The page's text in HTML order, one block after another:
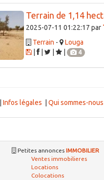
Terrain de 1,14
2025-07-11 01:22:17 par
Terrain -
Louga
|
4
Infos légales Qui sommes-nous
Petites annonces IMMOBILIER
Ventes immobilieres
Locations
Colocations